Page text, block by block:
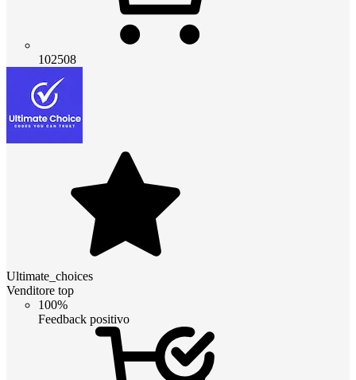
102508
Ultimate_choices
Venditore top
100%
Feedback positivo